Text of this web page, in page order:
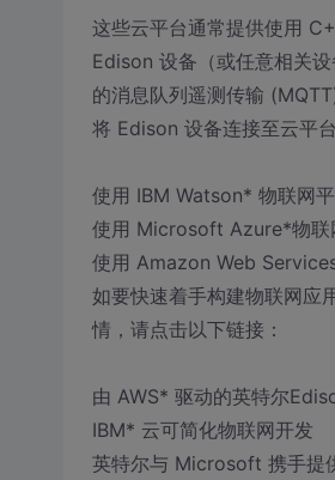
这些云平台通常提供使用
Edison 设备（或任意相关
的消息队列遥测传输
将 Edison 设备连接至云平
使用 IBM Watson* 物联网
使用 Microsoft Azure*物联
使用 Amazon Web
如要快速着手构建物联网应
情，请点击以下链接：
由 AWS* 驱动的英特尔
IBM* 云可简化物联网开发
英特尔与 Microsoft 携手提